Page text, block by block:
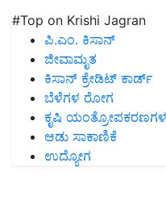
#Top on Krishi Jagran
ಪಿ.ಎಂ. ಕಿಸಾನ್
ಜೀವಾಮೃತ
ಕಿಸಾನ್ ಕ್ರೇಡಿಟ್ ಕಾರ್ಡ್
ಬೆಳೆಗಳ ರೋಗ
ಕೃಷಿ
ಆಡು ಸಾಕಾಣಿಕೆ
ಉದ್ಯೋಗ